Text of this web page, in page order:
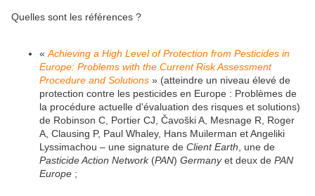
Quelles sont les références ?
« Achieving a High Level of Protection from Pesticides in
Europe: Problems with the Current Risk Assessment
Procedure and Solutions » (atteindre un niveau élevé de
protection contre les pesticides en Europe : Problèmes de
la procédure actuelle d'évaluation des risques et solutions)
de Robinson C, Portier CJ, Čavoški A, Mesnage R, Roger
A, Clausing P, Paul Whaley, Hans Muilerman et Angeliki
Lyssimachou – une signature de Client Earth , une de
Pasticide Action Network (PAN) Germanyet deux de PAN
Europe ;